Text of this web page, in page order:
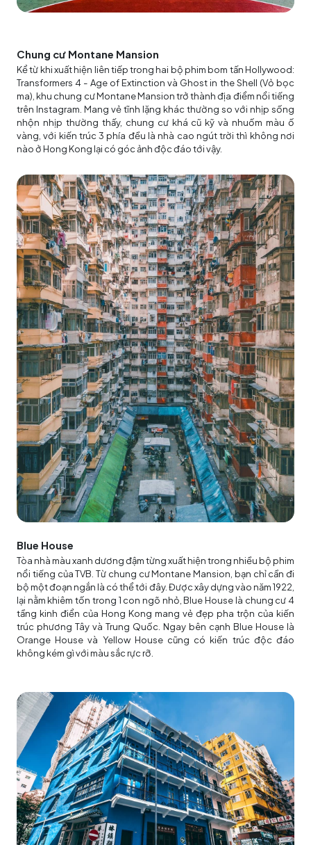
Chung cư Montane Mansion
Kể từ khi xuất hiện liên tiếp trong hai bộ phim bom tấn Hollywood:
Transformers 4 - Age of Extinction và Ghost in the Shell (Vỏ bọc
ma), khu chung cư Montane Mansion trở thành địa điểm nổi tiếng
trên Instagram. Mang vẻ tĩnh lặng khác thường so với nhịp sống
nhộn nhịp thường thấy, chung cư khá cũ kỹ và nhuốm màu ố
vàng, với kiến trúc 3 phía đều là nhà cao ngút trời thì không nơi
nào ở Hong Kong lại có góc ảnh độc đáo tới vậy.
Blue House
Tòa nhà màu xanh dương đậm từng xuất hiện trong nhiều bộ phim
nổi tiếng của TVB. Từ chung cư Montane Mansion, bạn chỉ cần đi
bộ một đoạn ngắn là có thể tới đây. Được xây dựng vào năm 1922,
lại nằm khiêm tốn trong 1 con ngõ nhỏ, Blue House là chung cư 4
tầng kinh điển của Hong Kong mang vẻ đẹp pha trộn của kiến
trúc phương Tây và Trung Quốc. Ngay bên cạnh Blue House là
Orange House và Yellow House cũng có kiến trúc độc đáo
không kém gì với màu sắc rực rỡ.